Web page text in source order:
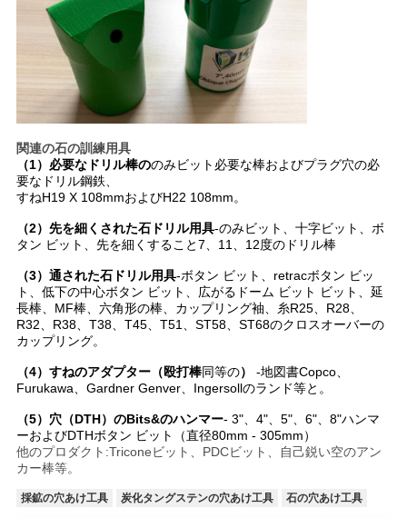
関連の石の訓練用具
（1）必要なドリル棒ののみビット必要な棒およびプラグ穴の必
要なドリル鋼鉄、
すねH19 X 108mmおよびH22 108mm。
（2）先を細くされた石ドリル用具-のみビット、十字ビット、ボ
タン ビット、先を細くすること7、11、12度のドリル棒
（3）通された石ドリル用具-ボタン ビット、retracボタン ビッ
ト、低下の中心ボタン ビット、広がるドーム ビット ビット、延
長棒、MF棒、六角形の棒、カップリング袖、糸R25、R28、
R32、R38、T38、T45、T51、ST58、ST68のクロスオーバーの
カップリング。
（4）すねのアダプター（殴打棒同等の）
-地図書Copco、
Furukawa、Gardner Genver、Ingersollのランド等と。
（5）穴（DTH）のBits&のハンマー- 3"、4"、5"、6"、8"ハンマ
ーおよびDTHボタン ビット（直径80mm - 305mm）
他のプロダクト:Triconeビット、PDCビット、自己鋭い空のアン
カー棒等。
採鉱の穴あけ工具 炭化タングステンの穴あけ工具 石の穴あけ工具